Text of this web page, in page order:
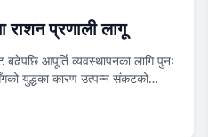
राशन प्रणाली लागू
आपूर्ति व्यवस्थापनका लागि पुनः
युद्धका कारण उत्पन्न संकटको
पूरा गर्दै आएको छ, जसको ठूलो हिस्सा